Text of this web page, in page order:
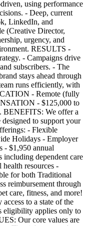
using performance
- Deep, current
LinkedIn, and
(Creative Director,
urgency, and
RESULTS -
- Campaigns drive
subscribers. - The
stays ahead through
runs efficiently, with
- Remote (fully
- $125,000 to
BENEFITS: We offer a
to support your
- Flexible
Holidays - Employer
- $1,950 annual
dependent care
health resources -
for both Traditional
reimbursement through
care, fitness, and more!
to a state of the
eligibility applies only to
Our core values are